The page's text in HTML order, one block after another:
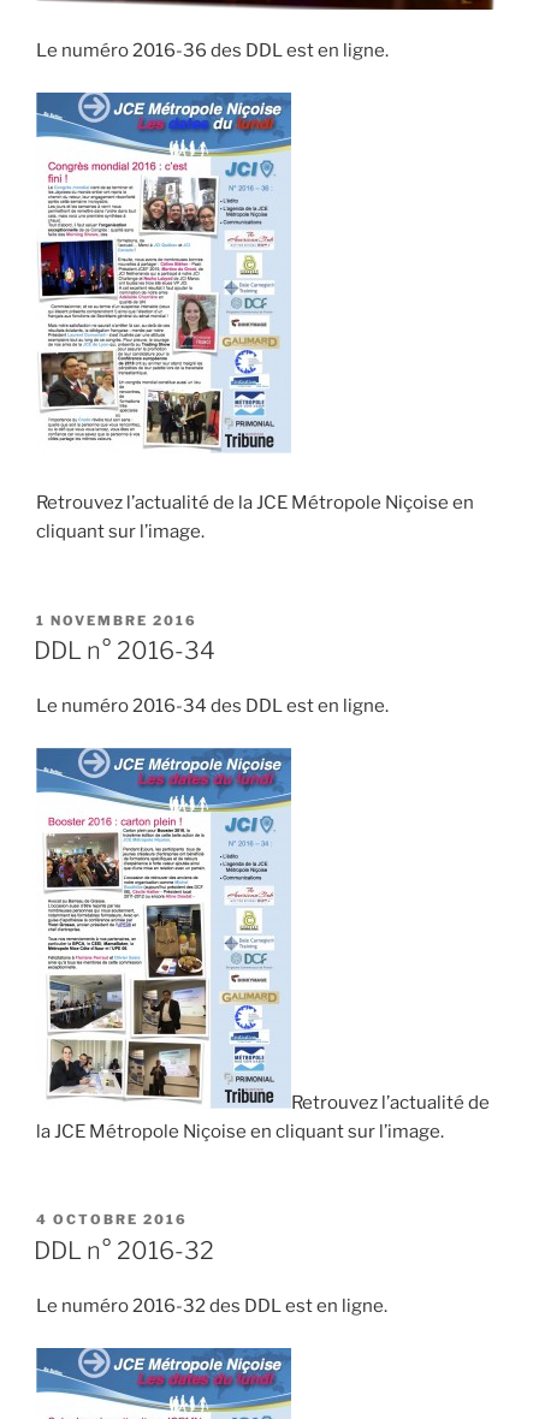
Le numéro 2016-36 des DDL est en ligne.
Retrouvez l’actualité de la JCE Métropole Niçoise en
cliquant sur l’image.
PUBLIÉ
LE
1 NOVEMBRE 2016
DDL n° 2016-34
Le numéro 2016-34 des DDL est en ligne.
Retrouvez l’actualité de
la JCE Métropole Niçoise en cliquant sur l’image.
PUBLIÉ
LE
4 OCTOBRE 2016
DDL n° 2016-32
Le numéro 2016-32 des DDL est en ligne.